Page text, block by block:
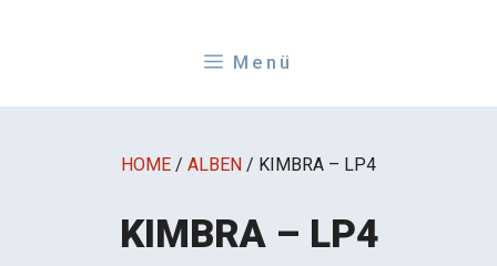
Menü
HOME / ALBEN / KIMBRA – LP4
KIMBRA – LP4